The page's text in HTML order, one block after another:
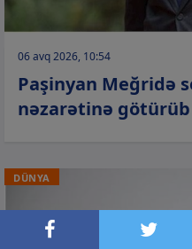
06 avq 2026, 10:54
Paşinyan Meğridə
nəzarətinə götürüb
DÜNYA